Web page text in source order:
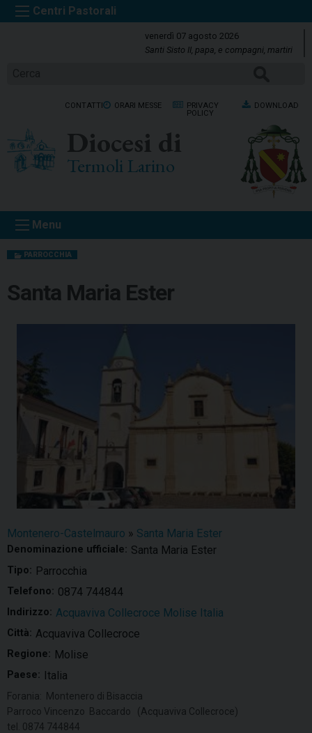
k
t
venerdì 07 agosto 2026
Santi Sisto II, papa, e compagni, martiri
CONTATTI ORARI MESSE
PRIVACY
POLICY
DOWNLOAD
Diocesi di
Termoli Larino
Menu
PARROCCHIA
Santa Maria Ester
Montenero-Castelmauro » Santa Maria Ester
Denominazione ufficiale: Santa Maria Ester
Tipo: Parrocchia
Telefono: 0874 744844
Indirizzo: Acquaviva Collecroce Molise Italia
Città: Acquaviva Collecroce
Regione: Molise
Paese: Italia
Forania: Montenero di Bisaccia
Parroco Vincenzo Baccardo (Acquaviva Collecroce)
tel. 0874 744844